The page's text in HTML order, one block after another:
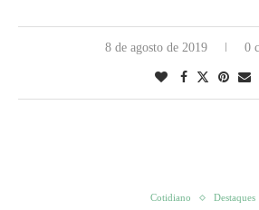
8 de agosto de 2019 0
Cotidiano Destaques